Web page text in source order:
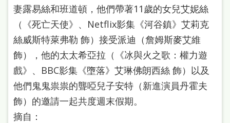
妻露易絲和班道頓，他們帶著11歲的女兒艾妮絲
（《死亡天使》、Netflix影集《河谷鎮》艾莉克
絲威斯特萊弗勒 飾）接受派迪（詹姆斯麥艾維
飾），他的太太希亞拉（《冰與火之歌：權力遊
戲》、BBC影集《墮落》艾琳佛朗西絲 飾）以及
他們鬼鬼祟祟的聾啞兒子安特（新進演員丹霍夫
飾）的邀請一起共度週末假期。
摘自：